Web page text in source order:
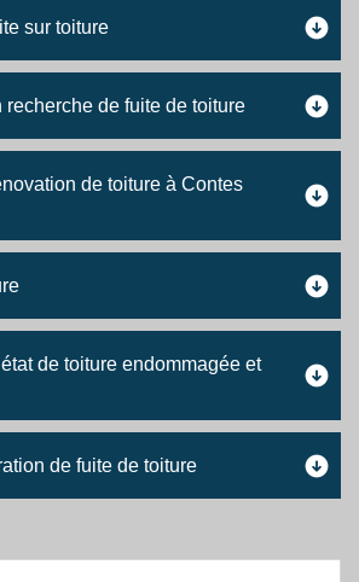
sur toiture
recherche de fuite de toiture
de toiture à Contes
de toiture endommagée et
de fuite de toiture